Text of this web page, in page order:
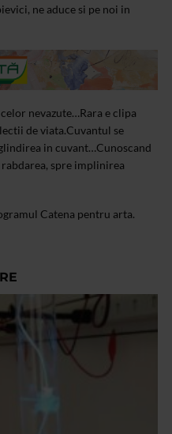
ne aduce si pe noi in
nevazute…Rara e clipa
de viata.Cuvantul se
in cuvant…Cunoscand
spre implinirea
Catena pentru arta.